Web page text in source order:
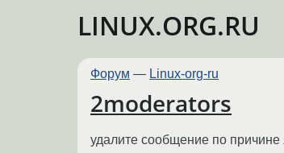
LINUX.ORG.RU
Форум — Linux-org-ru
2moderators
удалите сообщение по